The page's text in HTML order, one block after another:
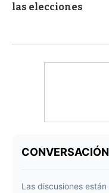
las elecciones